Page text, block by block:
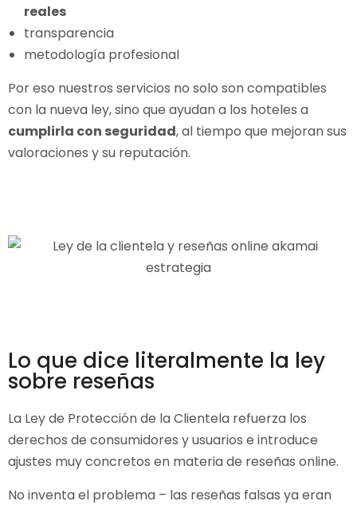
reales
transparencia
metodología profesional
Por eso nuestros servicios no solo son compatibles
con la nueva ley, sino que ayudan a los hoteles a
cumplirla con seguridad, al tiempo que mejoran sus
valoraciones y su reputación.
Lo que dice literalmente la ley
sobre reseñas
La Ley de Protección de la Clientela refuerza los
derechos de consumidores y usuarios e introduce
ajustes muy concretos en materia de reseñas online.
No inventa el problema – las reseñas falsas ya eran